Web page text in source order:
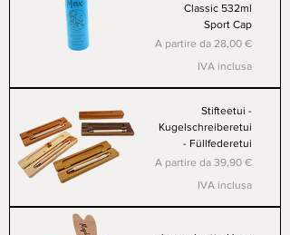
Classic 532ml
Sport Cap
A partire da 28,00 €
Prezzo scontato
IVA inclusa
Stifteetui -
Kugelschreiberetui
- Füllfederetui
A partire da 39,90 €
Prezzo scontato
IVA inclusa